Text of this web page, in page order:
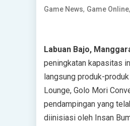
Game News, Game Online,
Labuan Bajo,
peningkatan kapasitas
langsung produk-
Lounge, Golo Mori
pendampingan yang
diinisiasi oleh Insan